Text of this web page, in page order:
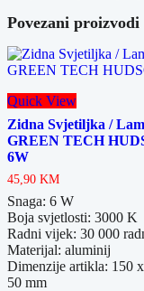
Povezani proizvodi
Quick View
Zidna Svjetiljka /
GREEN TECH
6W
45,90 KM
Snaga: 6 W
Boja svjetlosti: 3000 K
Radni vijek: 30 000
Materijal: aluminij
Dimenzije artikla: 150
50 mm